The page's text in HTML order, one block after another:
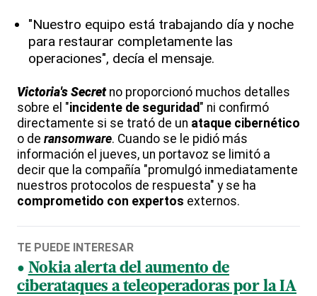
"Nuestro equipo está trabajando día y noche
para restaurar completamente las
operaciones", decía el mensaje.
Victoria's Secretno proporcionó muchos detalles
sobre el "incidente de seguridad" ni confirmó
directamente si se trató de un ataque cibernético
o de ransomware. Cuando se le pidió más
información el jueves, un portavoz se limitó a
decir que la compañía "promulgó inmediatamente
nuestros protocolos de respuesta" y se ha
comprometido con expertos externos.
TE PUEDE INTERESAR
Nokia alerta del aumento de
ciberataques a teleoperadoras por la IA